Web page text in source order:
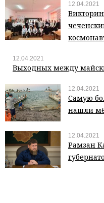
12.04.2021
12.04.2021
Выходных между
12.04.2021
Самую
нашли
12.04.2021
Рамзан